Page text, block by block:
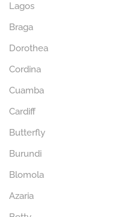
Lagos
Braga
Dorothea
Cordina
Cuamba
Cardiff
Butterfly
Burundi
Blomola
Azaria